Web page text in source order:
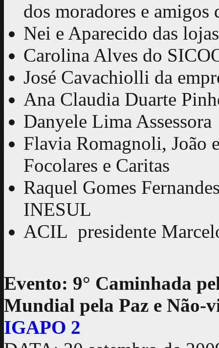
dos moradores e
Nei e Aparecido das
Carolina Alves do
José Cavachiolli da
Ana Claudia Duarte
Danyele Lima
Flavia Romagnoli, João
Focolares e Caritas
Raquel Gomes
INESUL
ACIL presidente
Evento: 9° Caminhada
Mundial pela Paz e Não-
IGAPO 2